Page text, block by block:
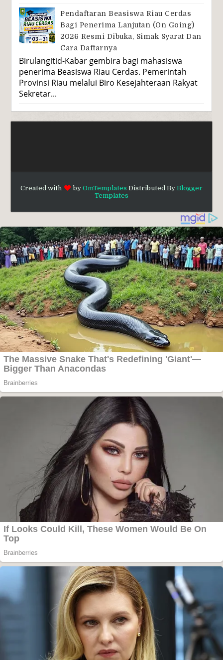
Pendaftaran Beasiswa Riau Cerdas
Bagi Penerima Lanjutan (On Going)
2026 Resmi Dibuka, Simak Syarat Dan
Cara Daftarnya
Birulangitid-Kabar gembira bagi mahasiswa
penerima Beasiswa Riau Cerdas. Pemerintah
Provinsi Riau melalui Biro Kesejahteraan Rakyat
Sekretar...
Created with by OmTemplates Distributed By Blogger
Templates